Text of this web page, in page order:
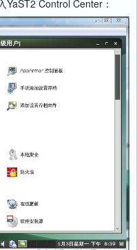
Control Center：